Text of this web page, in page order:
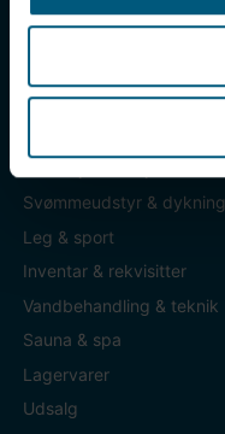
info@lml-sport.dk
Svømmeudstyr & dykning
Leg & sport
Inventar & rekvisitter
Vandbehandling & teknik
Sauna & spa
Lagervarer
Udsalg